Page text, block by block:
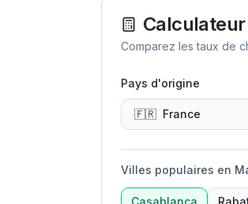
Comparez les taux de
Pays d'origine
🇫🇷 France
Villes populaires en
Casablanca